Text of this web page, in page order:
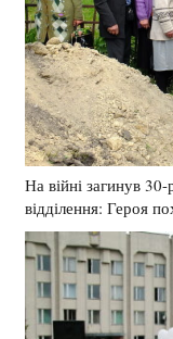
На війні загинув
відділення: Героя